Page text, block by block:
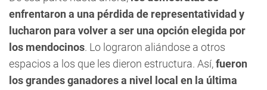
enfrentaron a una pérdida de representatividad y
lucharon para volver a ser una opción elegida por
los mendocinos. Lo lograron aliándose a otros
espacios a los que les dieron estructura. Así,fueron
los grandes ganadores a nivel local en la última